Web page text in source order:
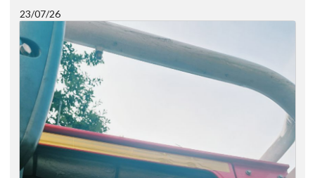
23/07/26